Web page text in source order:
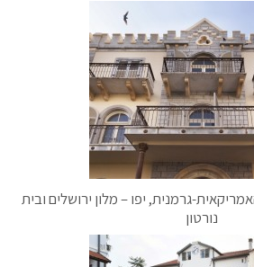
האמריקאית-גרמנית, יפו – מלון ירושלים ובית
נורטון